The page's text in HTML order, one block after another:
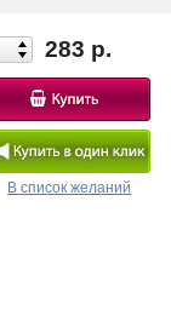
283 р.
В список желаний